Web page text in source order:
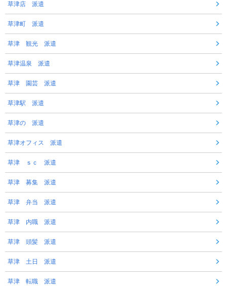
草津店 派遣
草津町 派遣
草津 観光 派遣
草津温泉 派遣
草津 園芸 派遣
草津駅 派遣
草津の 派遣
草津オフィス 派遣
草津 ｓｃ 派遣
草津 募集 派遣
草津 弁当 派遣
草津 内職 派遣
草津 頭髪 派遣
草津 土日 派遣
草津 転職 派遣